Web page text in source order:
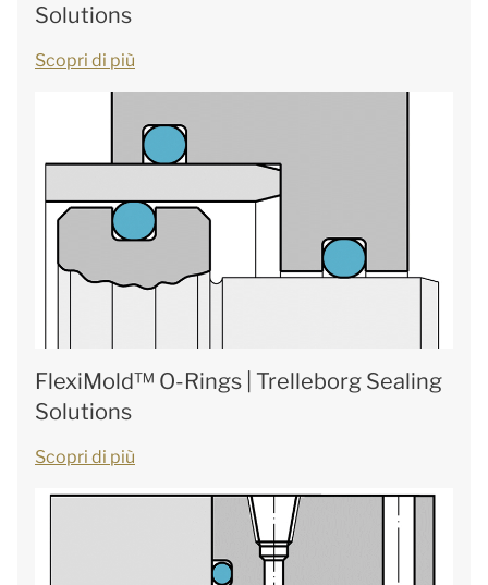
Solutions
Scopri di più
FlexiMold™ O-Rings | Trelleborg Sealing
Solutions
Scopri di più